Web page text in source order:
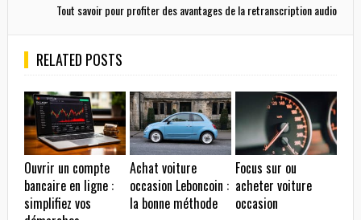
Tout savoir pour profiter des avantages de la retranscription audio
RELATED POSTS
Ouvrir un compte
bancaire en ligne :
simplifiez vos
Achat voiture
occasion Leboncoin :
la bonne méthode
Focus sur ou
acheter voiture
occasion